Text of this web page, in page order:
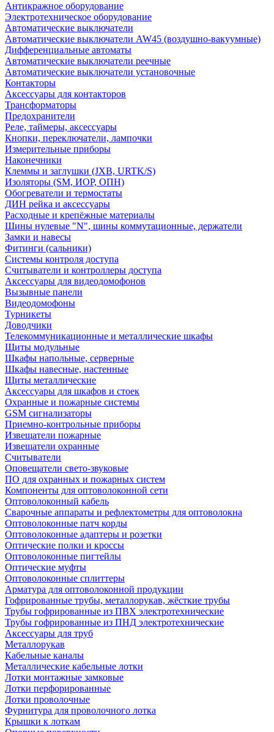
Антикражное оборудование
Электротехническое оборудование
Автоматические выключатели
Автоматические выключатели AW45 (воздушно-вакуумные)
Дифференциальные автоматы
Автоматические выключатели реечные
Автоматические выключатели установочные
Контакторы
Аксессуары для контакторов
Трансформаторы
Предохранители
Реле, таймеры, аксессуары
Кнопки, переключатели, лампочки
Измерительные приборы
Наконечники
Клеммы и заглушки (JXB, URTK/S)
Изоляторы (SM, ИОР, ОПН)
Обогреватели и термостаты
ДИН рейка и аксессуары
Расходные и крепёжные материалы
Шины нулевые "N", шины коммутационные, держатели
Замки и навесы
Фитинги (сальники)
Системы контроля доступа
Считыватели и контроллеры доступа
Аксессуары для видеодомофонов
Вызывные панели
Видеодомофоны
Турникеты
Доводчики
Телекоммуникационные и металлические шкафы
Щиты модульные
Шкафы напольные, серверные
Шкафы навесные, настенные
Щиты металлические
Аксессуары для шкафов и стоек
Охранные и пожарные системы
GSM сигнализаторы
Приемно-контрольные приборы
Извещатели пожарные
Извещатели охранные
Считыватели
Оповещатели свето-звуковые
ПО для охранных и пожарных систем
Компоненты для оптоволоконной сети
Оптоволоконный кабель
Сварочные аппараты и рефлектометры для оптоволокна
Оптоволоконные патч корды
Оптоволоконные адаптеры и розетки
Оптические полки и кроссы
Оптоволоконные пигтейлы
Оптические муфты
Оптоволоконные сплиттеры
Арматура для оптоволоконной продукции
Гофрированные трубы, металлорукав, жёсткие трубы
Трубы гофрированные из ПВХ электротехнические
Трубы гофрированные из ПНД электротехнические
Аксессуары для труб
Металлорукав
Кабельные каналы
Металлические кабельные лотки
Лотки монтажные замковые
Лотки перфорированные
Лотки проволочные
Фурнитура для проволочного лотка
Крышки к лоткам